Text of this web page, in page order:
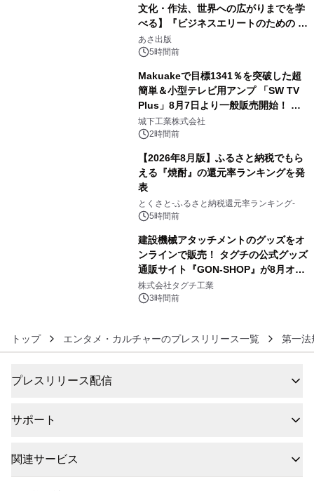
文化・作法、世界への広がりまでを学
べる】『ビジネスエリートのための 教
養としての蕎麦』2026年8月25日
（火）発売
あさ出版
5時間前
Makuakeで目標1341％を突破した超
簡単＆小型テレビ用アンプ 「SW TV
Plus」8月7日より一般販売開始！ ケ
ーブル1本つなぐだけ、テレビの音が
ぐっと豊かに
城下工業株式会社
2時間前
【2026年8月版】ふるさと納税でもら
える『焼酎』の還元率ランキングを発
表
とくさと-ふるさと納税還元率ランキング-
5時間前
建設機械アタッチメントのグッズをオ
ンラインで販売！ タグチの公式グッズ
通販サイト『GON-SHOP』が8月オー
プン
株式会社タグチ工業
3時間前
トップ エンタメ・カルチャーのプレスリリース一覧 第一法
プレスリリース配信
サポート
関連サービス